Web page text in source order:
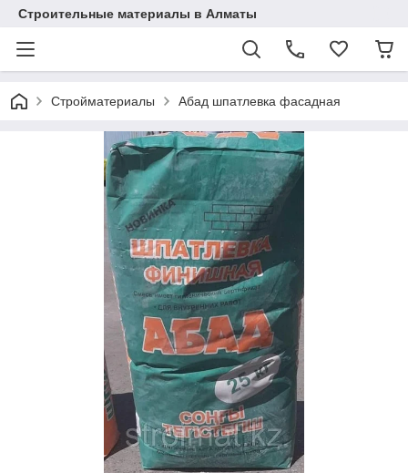
Строительные материалы в Алматы
Стройматериалы Абад шпатлевка фасадная